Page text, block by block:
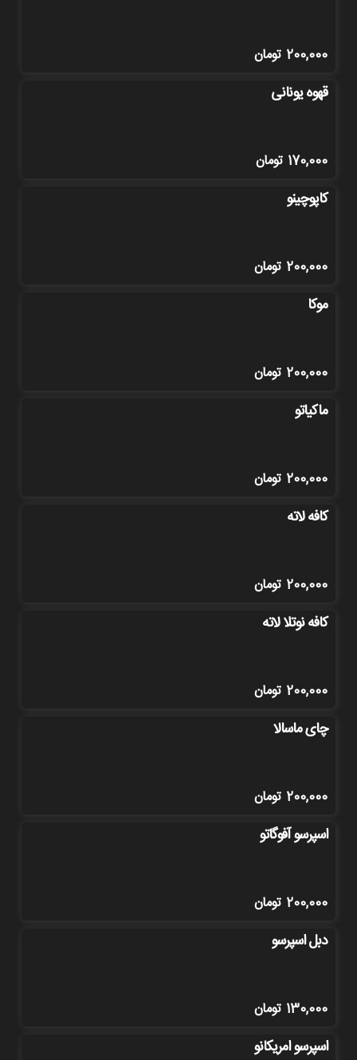
200,000 تومان
قهوه یونانی
170,000 تومان
کاپوچینو
200,000 تومان
موکا
200,000 تومان
ماکیاتو
200,000 تومان
کافه لاته
200,000 تومان
کافه نوتلا لاته
200,000 تومان
چای ماسالا
200,000 تومان
اسپرسو آفوگاتو
200,000 تومان
دبل اسپرسو
130,000 تومان
اسپرسو امریکانو